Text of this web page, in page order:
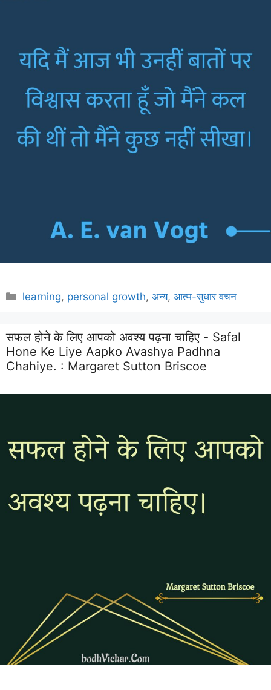
Categories
learning, personal growth,अन्य,आत्म-सुधार वचन
सफल होने के लिए आपको अवश्य पढ़ना चाहिए - Safal
Hone Ke Liye Aapko Avashya Padhna
Chahiye. : Margaret Sutton Briscoe